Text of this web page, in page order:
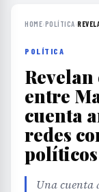
HOME›POLÍTICA›
POLÍTICA
entre
cuenta
redes
políticos
Una cuenta